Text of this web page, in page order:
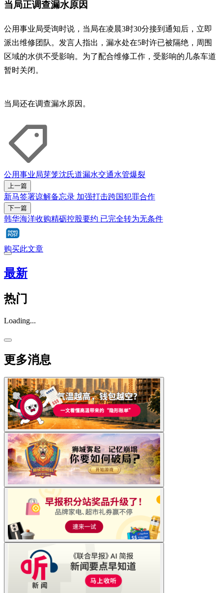
当局正调查漏水原因
公用事业局受询时说，当局在凌晨3时30分接到通知后，立即
派出维修团队。发言人指出，漏水处在5时许已被隔绝，周围
区域的水供不受影响。为了配合维修工作，受影响的几条车道
暂时关闭。
当局还在调查漏水原因。
公用事业局芽笼沈氏道漏水交通水管爆裂
上一篇
新马签署谅解备忘录 加强打击跨国犯罪合作
下一篇
韩华海洋收购精砺控股要约 已完全转为无条件
购买此文章
最新
热门
Loading...
更多消息